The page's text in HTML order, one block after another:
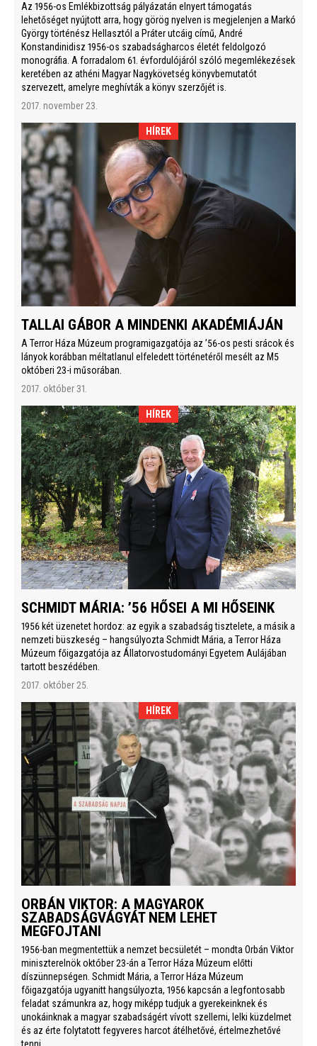
Az 1956-os Emlékbizottság pályázatán elnyert támogatás
lehetőséget nyújtott arra, hogy görög nyelven is megjelenjen a Markó
György történész Hellasztól a Práter utcáig című, André
Konstandinidisz 1956-os szabadságharcos életét feldolgozó
monográfia. A forradalom 61. évfordulójáról szóló megemlékezések
keretében az athéni Magyar Nagykövetség könyvbemutatót
szervezett, amelyre meghívták a könyv szerzőjét is.
2017. november 23.
HÍREK
TALLAI GÁBOR A MINDENKI AKADÉMIÁJÁN
A Terror Háza Múzeum programigazgatója az ’56-os pesti srácok és
lányok korábban méltatlanul elfeledett történetéről mesélt az M5
októberi 23-i műsorában.
2017. október 31.
HÍREK
SCHMIDT MÁRIA: ’56 HŐSEI A MI HŐSEINK
1956 két üzenetet hordoz: az egyik a szabadság tisztelete, a másik a
nemzeti büszkeség – hangsúlyozta Schmidt Mária, a Terror Háza
Múzeum főigazgatója az Állatorvostudományi Egyetem Aulájában
tartott beszédében.
2017. október 25.
HÍREK
ORBÁN VIKTOR: A MAGYAROK
SZABADSÁGVÁGYÁT NEM LEHET
MEGFOJTANI
1956-ban megmentettük a nemzet becsületét – mondta Orbán Viktor
miniszterelnök október 23-án a Terror Háza Múzeum előtti
díszünnepségen. Schmidt Mária, a Terror Háza Múzeum
főigazgatója ugyanitt hangsúlyozta, 1956 kapcsán a legfontosabb
feladat számunkra az, hogy miképp tudjuk a gyerekeinknek és
unokáinknak a magyar szabadságért vívott szellemi, lelki küzdelmet
és az érte folytatott fegyveres harcot átélhetővé, értelmezhetővé